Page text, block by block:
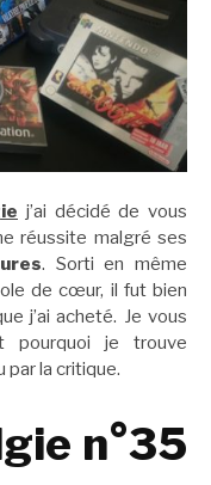
j’ai décidé de vous
réussite malgré ses
. Sorti en même
de cœur, il fut bien
j’ai acheté. Je vous
pourquoi je trouve
par la critique.
n°35